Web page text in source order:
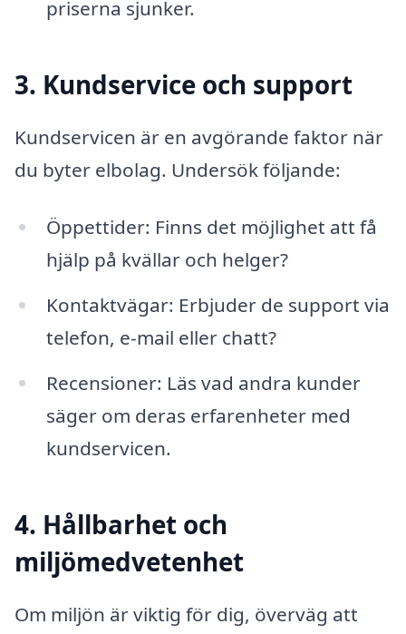
priserna sjunker.
3. Kundservice och support
Kundservicen är en avgörande faktor när
du byter elbolag. Undersök följande:
Öppettider: Finns det möjlighet att få
hjälp på kvällar och helger?
Kontaktvägar: Erbjuder de support via
telefon, e-mail eller chatt?
Recensioner: Läs vad andra kunder
säger om deras erfarenheter med
kundservicen.
4. Hållbarhet och
miljömedvetenhet
Om miljön är viktig för dig, överväg att